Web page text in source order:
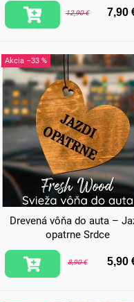
12,90 € 7,90
–33 %
Drevená vôňa do auta –
opatrne Srdce
8,90 € 5,90